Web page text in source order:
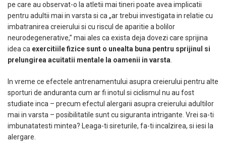
pe care au observat-o la atletii mai tineri poate avea implicatii
pentru adultii mai in varsta si ca „ar trebui investigata in relatie cu
imbatranirea creierului si cu riscul de aparitie a bolilor
neurodegenerative,” mai ales ca exista deja dovezi care sprijina
idea ca exercitiile fizice sunt o unealta buna pentru sprijinul si
prelungirea acuitatii mentale la oamenii in varsta
In vreme ce efectele antrenamentului asupra creierului pentru alte
sporturi de anduranta cum ar fi inotul si ciclismul nu au fost
studiate inca – precum efectul alergarii asupra creierului adultilor
mai in varsta – posibilitatile sunt cu siguranta intrigante. Vrei sa-ti
imbunatatesti mintea? Leaga-ti sireturile, fa-ti incalzirea, si iesi la
alergare.